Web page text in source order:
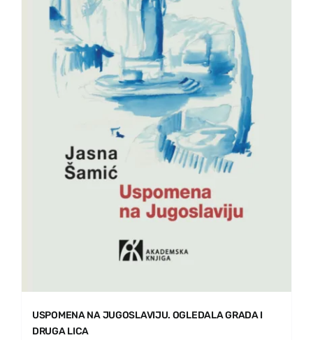
EU PROJEKTI
Kontakt
USPOMENA NA JUGOSLAVIJU. OGLEDALA GRADA I
DRUGA LICA